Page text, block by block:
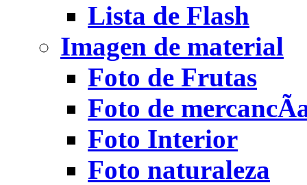
Lista de Flash
Imagen de material
Foto de Frutas
Foto de
Foto Interior
Foto naturaleza